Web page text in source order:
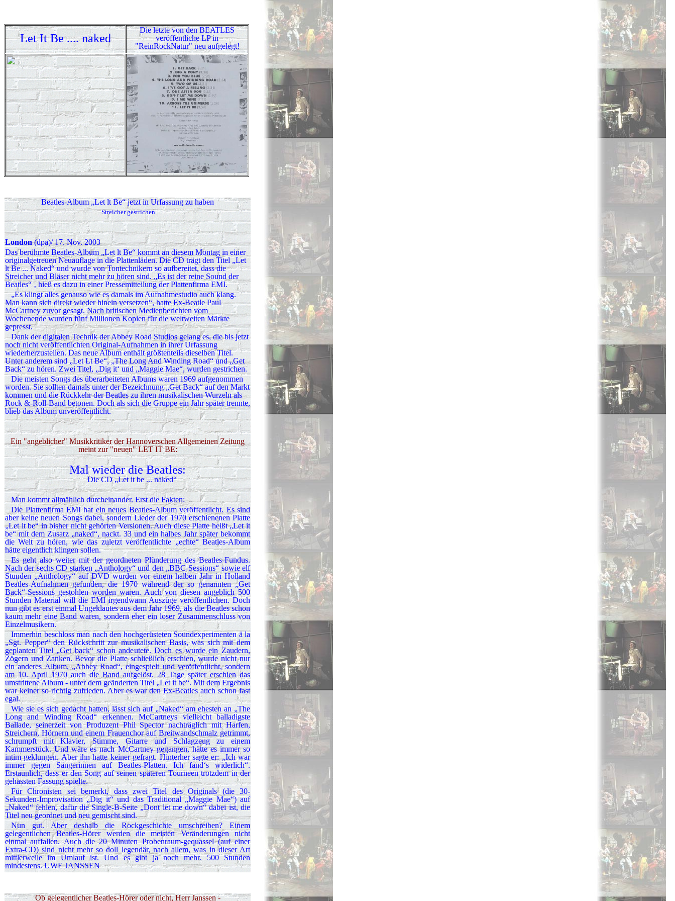
Let It Be .... naked
Die letzte von den BEATLES
veröffentliche LP in
"ReinRockNatur" neu aufgelegt!
Beatles-Album „Let lt Be“ jetzt in Urfassung zu haben
Streicher gestrichen
London(dpa)/ 17. Nov. 2003
Das berühmte Beatles-Album „Let lt Be“ kommt an diesem Montag in einer
originalgetreuen Neuauflage in die Plattenläden. Die CD trägt den Titel „Let
lt Be ... Naked“ und wurde von Tontechnikern so aufbereitet, dass die
Streicher und Bläser nicht mehr zu hören sind. „Es ist der reine Sound der
Beatles“ ‚ hieß es dazu in einer Pressemitteilung der Plattenfirma EMI.
„Es klingt alles genauso wie es damals im Aufnahmestudio auch klang.
Man kann sich direkt wieder hinein versetzen“, hatte Ex-Beatle Paul
McCartney zuvor gesagt. Nach britischen Medienberichten vom
Wochenende wurden fünf Millionen Kopien für die weltweiten Märkte
gepresst.
Dank der digitalen Technik der Abbey Road Studios gelang es, die bis jetzt
noch nicht veröffentlichten Original-Aufnahmen in ihrer Urfassung
wiederherzustellen. Das neue Album enthält größtenteils dieselben Titel.
Unter anderem sind „Let Lt Be“, „The Long And Winding Road“ und „Get
Back“ zu hören. Zwei Titel, „Dig it‘ und „Maggie Mae“, wurden gestrichen.
Die meisten Songs des überarbeiteten Albums waren 1969 aufgenommen
worden. Sie sollten damals unter der Bezeichnung „Get Back“ auf den Markt
kommen und die Rückkehr der Beatles zu ihren musikalischen Wurzeln als
Rock &-Roll-Band betonen. Doch als sich die Gruppe ein Jahr später trennte,
blieb das Album unveröffentlicht.
Ein "angeblicher" Musikkritiker der Hannoverschen Allgemeinen Zeitung
meint zur "neuen" LET IT BE:
Mal wieder die Beatles:
Die CD „Let it be ... naked“
Man kommt allmählich durcheinander. Erst die Fakten:
Die Plattenfirma EMI hat ein neues Beatles-Album veröffentlicht. Es sind
aber keine neuen Songs dabei, sondern Lieder der 1970 erschienenen Platte
„Let it be“ in bisher nicht gehörten Versionen. Auch diese Platte heißt „Let it
be“ mit dem Zusatz „naked“, nackt. 33 und ein halbes Jahr später bekommt
die Welt zu hören, wie das zuletzt veröffentlichte „echte“ Beatles-Album
hätte eigentlich klingen sollen.
Es geht also weiter mit der geordneten Plünderung des Beatles-Fundus.
Nach der sechs CD starken „Anthology“ und den „BBC-Sessions“ sowie elf
Stunden „Anthology“ auf DVD wurden vor einem halben Jahr in Holland
Beatles-Aufnahmen gefunden, die 1970 während der so genannten „Get
Back“-Sessions gestohlen worden waren. Auch von diesen angeblich 500
Stunden Material will die EMI irgendwann Auszüge veröffentlichen. Doch
nun gibt es erst einmal Ungeklautes aus dem Jahr 1969, als die Beatles schon
kaum mehr eine Band waren, sondern eher ein loser Zusammenschluss von
Einzelmusikern.
Immerhin beschloss man nach den hochgerüsteten Soundexperimenten ä la
„Sgt. Pepper“ den Rückschritt zur musikalischen Basis, was sich mit dem
geplanten Titel „Get back“ schon andeutete. Doch es wurde ein Zaudern,
Zögern und Zanken. Bevor die Platte schließlich erschien, wurde nicht nur
ein anderes Album, „Abbey Road“, eingespielt und veröffentlicht, sondern
am 10. April 1970 auch die Band aufgelöst. 28 Tage später erschien das
umstrittene Album - unter dem geänderten Titel „Let it be“. Mit dem Ergebnis
war keiner so richtig zufrieden. Aber es war den Ex-Beatles auch schon fast
egal.
Wie sie es sich gedacht hatten, lässt sich auf „Naked“ am ehesten an „The
Long and Winding Road“ erkennen. McCartneys vielleicht balladigste
Ballade, seinerzeit von Produzent Phil Spector nachträglich mit Harfen,
Streichern, Hörnern und einem Frauenchor auf Breitwandschmalz getrimmt,
schrumpft mit Klavier, Stimme, Gitarre und Schlagzeug zu einem
Kammerstück. Und wäre es nach McCartney gegangen, hätte es immer so
intim geklungen. Aber ihn hatte keiner gefragt. Hinterher sagte er: „Ich war
immer gegen Sängerinnen auf Beatles-Platten. Ich fand‘s widerlich“.
Erstaunlich, dass er den Song auf seinen späteren Tourneen trotzdem in der
gehassten Fassung spielte.
Für Chronisten sei bemerkt, dass zwei Titel des Originals (die 30-
Sekunden-Improvisation „Dig it“ und das Traditional „Maggie Mae“) auf
„Naked“ fehlen, dafür die Single-B-Seite „Dont let me down“ dabei ist, die
Titel neu geord­net und neu gemischt sind.
Nun gut. Aber deshalb die Rockgeschichte umschreiben? Einem
gelegentlichen Beatles-Hörer werden die meisten Veränderungen nicht
einmal auffallen. Auch die 20 Minuten Probenraum-gequassel (auf einer
Extra-CD) sind nicht mehr so doll legendär, nach allem, was in dieser Art
mittlerweile im Umlauf ist. Und es gibt ja noch mehr. 500 Stunden
mindestens. UWE JANSSEN
Ob gelegentlicher Beatles-Hörer oder nicht, Herr Janssen -